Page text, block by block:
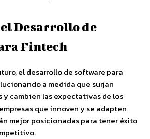
Desarrollo de
Fintech
el desarrollo de software para
a medida que surjan
y cambien las expectativas de los
que innoven y se adapten
mejor posicionadas para tener éxito